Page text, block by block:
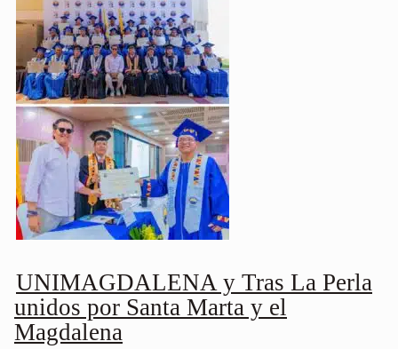
UNIMAGDALENA y Tras La Perla
unidos por Santa Marta y el
Magdalena